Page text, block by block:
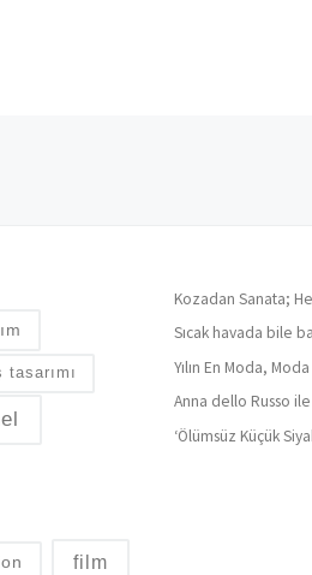
tasarımı
film
Kozadan Sanata;
Sıcak havada bile
Yılın En Moda,
Anna dello Russo
‘Ölümsüz Küçük